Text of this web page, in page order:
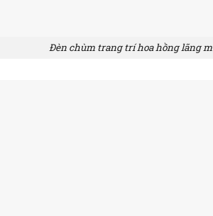
Đèn chùm trang trí hoa hồng lãng